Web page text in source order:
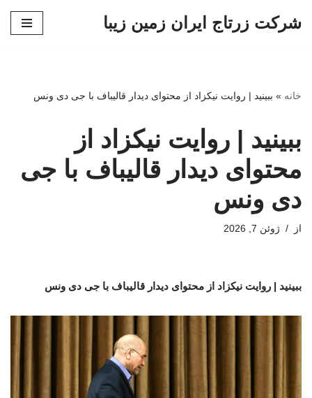
شرکت زرتاج ایران زمین زیبا
خانه » ببینید | روایت نیکزاد از محتوای دیدار قالیباف با جی دی ونس
ببینید | روایت نیکزاد از
محتوای دیدار قالیباف با جی
دی ونس
از ژوئن 7, 2026
ببینید | روایت نیکزاد از محتوای دیدار قالیباف با جی دی ونس